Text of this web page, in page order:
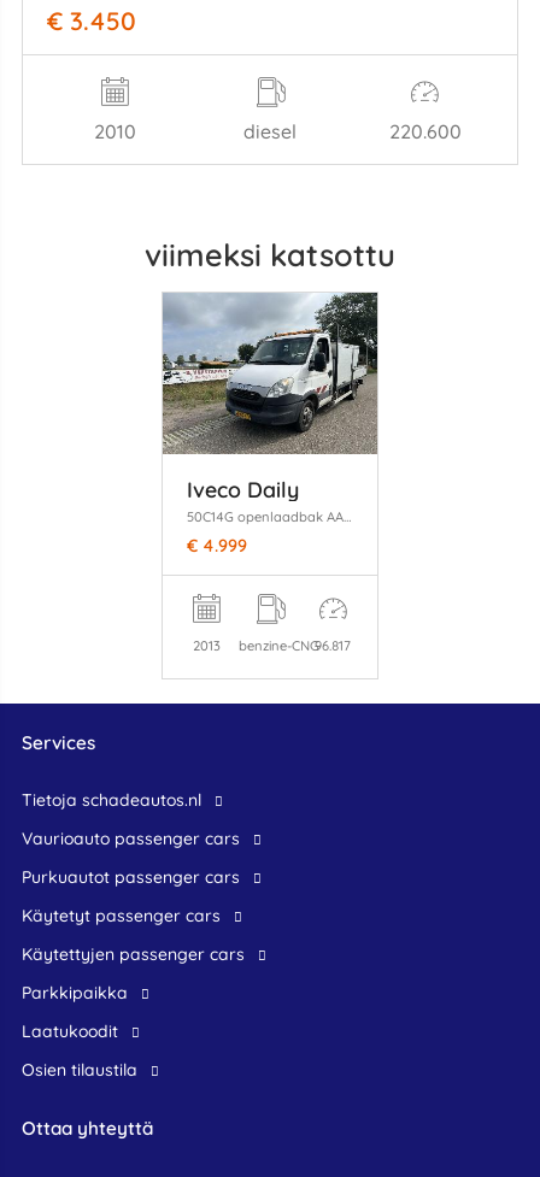
€ 3.450
2010 diesel 220.600
viimeksi katsottu
Iveco Daily
50C14G openlaadbak AARDGAS (CNG) categorie C rijbewijs, airco
€ 4.999
2013 benzine-CNG96.817
Services
Tietoja schadeautos.nl
Vaurioauto passenger cars
Purkuautot passenger cars
Käytetyt passenger cars
Käytettyjen passenger cars
Parkkipaikka
Laatukoodit
Osien tilaustila
Ottaa yhteyttä